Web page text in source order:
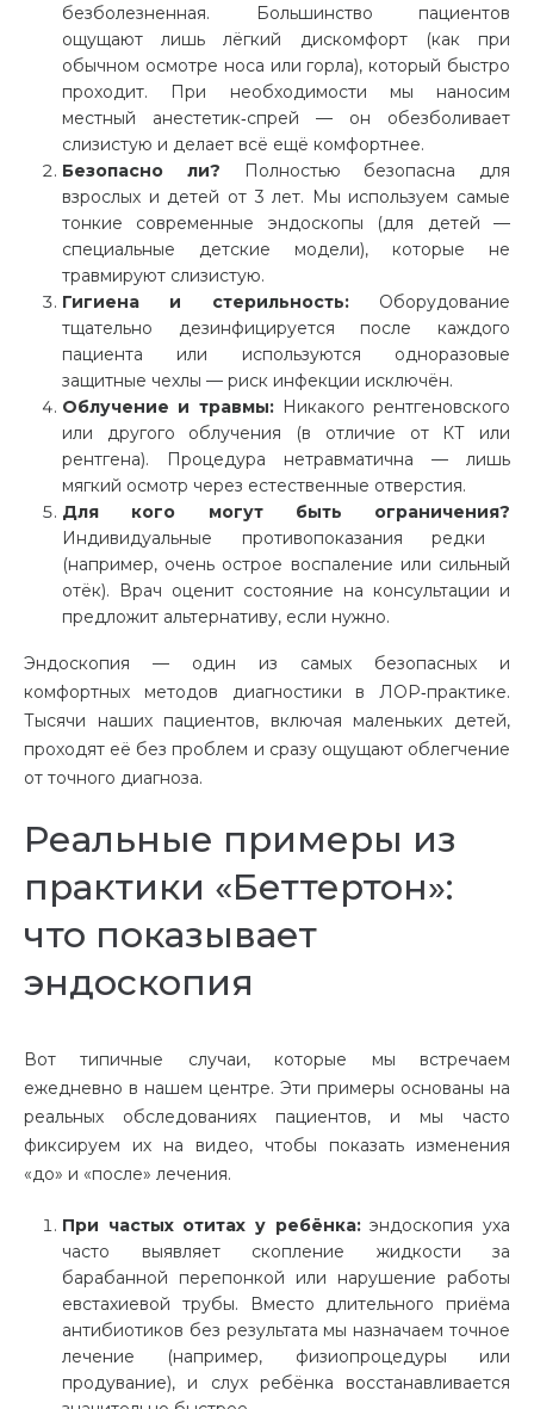
безболезненная. Большинство пациентов
ощущают лишь лёгкий дискомфорт (как при
обычном осмотре носа или горла), который быстро
проходит. При необходимости мы наносим
местный анестетик‑спрей — он обезболивает
слизистую и делает всё ещё комфортнее.
Безопасно ли? Полностью безопасна для
взрослых и детей от 3 лет. Мы используем самые
тонкие современные эндоскопы (для детей —
специальные детские модели), которые не
травмируют слизистую.
Гигиена и стерильность:Оборудование
тщательно дезинфицируется после каждого
пациента или используются одноразовые
защитные чехлы — риск инфекции исключён.
Облучение и травмы:Никакого рентгеновского
или другого облучения (в отличие от КТ или
рентгена). Процедура нетравматична — лишь
мягкий осмотр через естественные отверстия.
Для кого могут быть ограничения?
Индивидуальные противопоказания редки
(например, очень острое воспаление или сильный
отёк). Врач оценит состояние на консультации и
предложит альтернативу, если нужно.
Эндоскопия — один из самых безопасных и
комфортных методов диагностики в ЛОР‑практике.
Тысячи наших пациентов, включая маленьких детей,
проходят её без проблем и сразу ощущают облегчение
от точного диагноза.
Реальные примеры из
практики «Беттертон»:
что показывает
эндоскопия
Вот типичные случаи, которые мы встречаем
ежедневно в нашем центре. Эти примеры основаны на
реальных обследованиях пациентов, и мы часто
фиксируем их на видео, чтобы показать изменения
«до» и «после» лечения.
При частых отитах у ребёнка:эндоскопия уха
часто выявляет скопление жидкости за
барабанной перепонкой или нарушение работы
евстахиевой трубы. Вместо длительного приёма
антибиотиков без результата мы назначаем точное
лечение (например, физиопроцедуры или
продувание), и слух ребёнка восстанавливается